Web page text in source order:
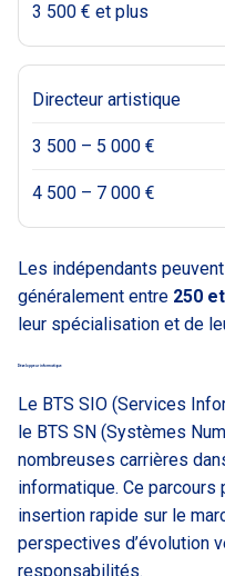
3 500 € et plus
Directeur artistique
3 500 – 5 000 €
4 500 – 7 000 €
Les indépendants
généralement entre 250
leur spécialisation et de
Développeur informatique
Le BTS SIO (Services
le BTS SN (Systèmes
nombreuses carrières
informatique. Ce
insertion rapide sur le
perspectives d’évolution
responsabilités.